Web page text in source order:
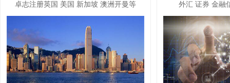
卓志注册英国 美国 新加坡 澳洲开曼等 外汇 证券 金融